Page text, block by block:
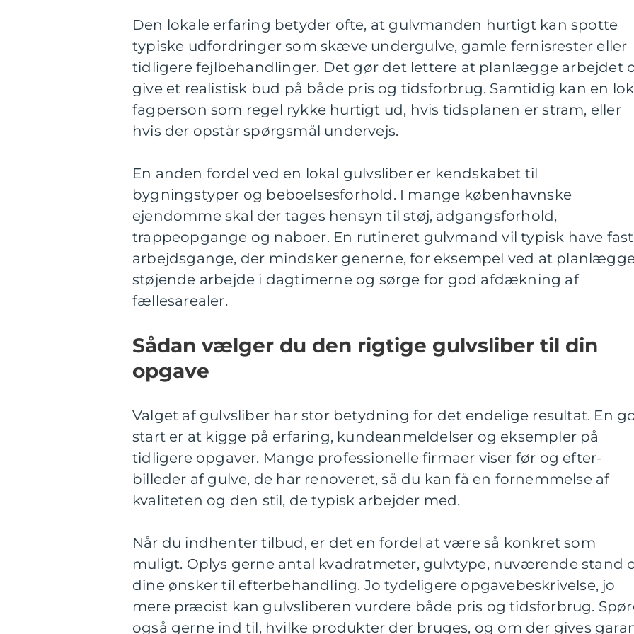
Den lokale erfaring betyder ofte, at gulvmanden hurtigt kan spotte
typiske udfordringer som skæve undergulve, gamle fernisrester eller
tidligere fejlbehandlinger. Det gør det lettere at planlægge arbejdet
give et realistisk bud på både pris og tidsforbrug. Samtidig kan en
fagperson som regel rykke hurtigt ud, hvis tidsplanen er stram, eller
hvis der opstår spørgsmål undervejs.
En anden fordel ved en lokal gulvsliber er kendskabet til
bygningstyper og beboelsesforhold. I mange københavnske
ejendomme skal der tages hensyn til støj, adgangsforhold,
trappeopgange og naboer. En rutineret gulvmand vil typisk have
arbejdsgange, der mindsker generne, for eksempel ved at
støjende arbejde i dagtimerne og sørge for god afdækning af
fællesarealer.
Sådan vælger du den rigtige gulvsliber til din
opgave
Valget af gulvsliber har stor betydning for det endelige resultat. En
start er at kigge på erfaring, kundeanmeldelser og eksempler på
tidligere opgaver. Mange professionelle firmaer viser før og efter-
billeder af gulve, de har renoveret, så du kan få en fornemmelse af
kvaliteten og den stil, de typisk arbejder med.
Når du indhenter tilbud, er det en fordel at være så konkret som
muligt. Oplys gerne antal kvadratmeter, gulvtype, nuværende stand
dine ønsker til efterbehandling. Jo tydeligere opgavebeskrivelse, jo
mere præcist kan gulvsliberen vurdere både pris og tidsforbrug.
også gerne ind til, hvilke produkter der bruges, og om der gives